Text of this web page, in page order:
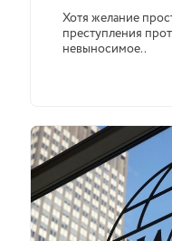
Хотя желание
преступления
невыносимое..